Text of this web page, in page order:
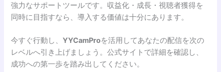
強力なサポートツールです。収益化・成長・視聴者獲得を
同時に目指すなら、導入する価値は十分にあります。
今すぐ行動し、YYCamProを活用してあなたの配信を次の
レベルへ引き上げましょう。公式サイトで詳細を確認し、
成功への第一歩を踏み出してください。